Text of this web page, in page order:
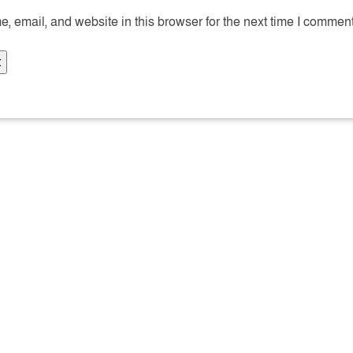
email, and website in this browser for the next time I